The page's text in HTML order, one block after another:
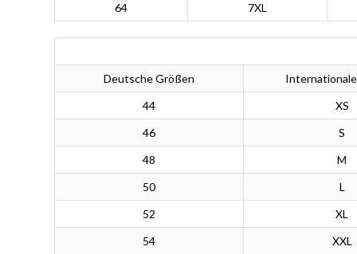
64
7XL
Deutsche Größen
44
XS
46
S
48
M
50
L
52
XL
54
XXL